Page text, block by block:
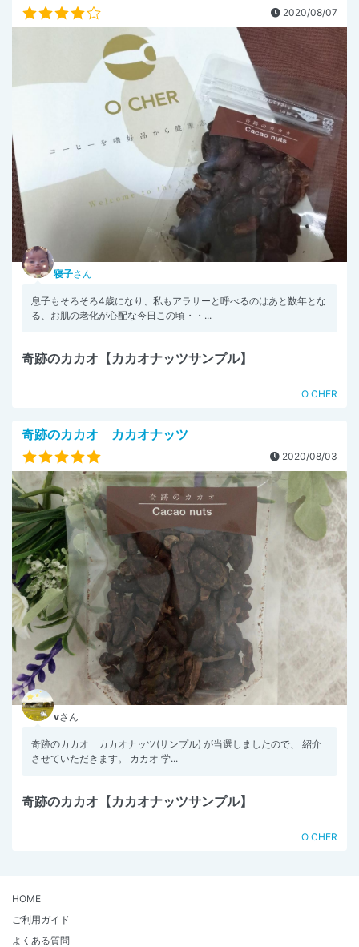
2020/08/07
寝子さん
息子もそろそろ4歳になり、私もアラサーと呼べるのはあと数年とな
る、お肌の老化が心配な今日この頃・・...
奇跡のカカオ【カカオナッツサンプル】
O CHER
奇跡のカカオ カカオナッツ
2020/08/03
vさん
奇跡のカカオ カカオナッツ(サンプル) が当選しましたので、 紹介
させていただきます。 カカオ 学...
奇跡のカカオ【カカオナッツサンプル】
O CHER
HOME
ご利用ガイド
よくある質問